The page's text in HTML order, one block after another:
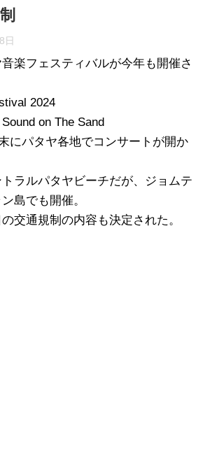
日
楽フェスティバルが今年も開催さ
2024
on The Sand
にパタヤ各地でコンサートが開か
ラルパタヤビーチだが、ジョムテ
島でも開催。
交通規制の内容も決定された。